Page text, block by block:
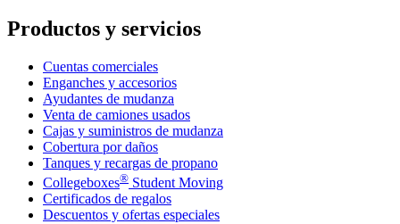
Productos y servicios
Cuentas comerciales
Enganches y accesorios
Ayudantes de mudanza
Venta de camiones usados
Cajas y suministros de mudanza
Cobertura por daños
Tanques y recargas de propano
Collegeboxes® Student Moving
Certificados de regalos
Descuentos y ofertas especiales